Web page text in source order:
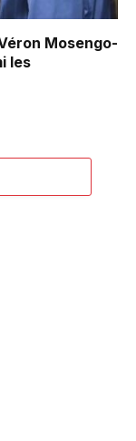
Mosengo-
les